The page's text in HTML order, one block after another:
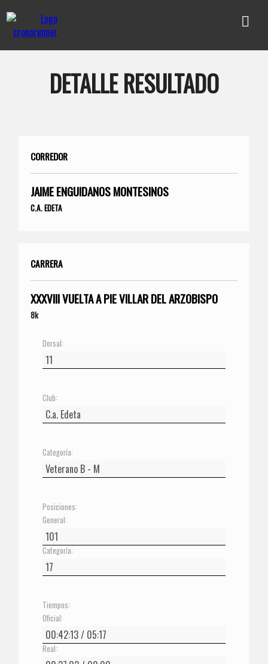
DETALLE RESULTADO
CORREDOR
JAIME ENGUIDANOS MONTESINOS
C.A. EDETA
CARRERA
XXXVIII VUELTA A PIE VILLAR DEL ARZOBISPO
8k
Dorsal:
Club:
Categoría:
Posiciones:
General:
Categoría:
Tiempos:
Oficial:
Real: